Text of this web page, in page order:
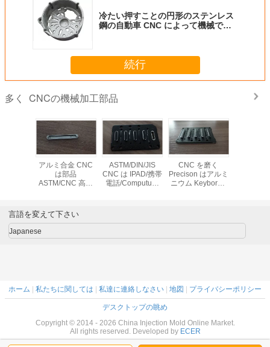
冷たい押すことの円形のステンレス
鋼の自動車 CNC によって機械で造
続行
多く CNCの機械加工部品
アルミ合金 CNC
は部品
ASTM/CNC 高い
準を機械で造りま
した
ASTM/DIN/JIS
CNC は IPAD/携帯
電話/Computuer
CNC を磨く
Precison はアルミ
ニウム Keyborad
言語を変えて下さい
Japanese
ホーム | 私たちに関しては | 私達に連絡しなさい | 地図 | プライバシーポリシー
デスクトップの眺め
Copyright © 2014 - 2026 China Injection Mold Online Market.
All rights reserved. Developed by ECER